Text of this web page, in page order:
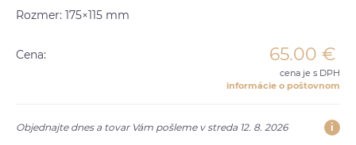
Rozmer: 175×115 mm
Cena: 65.00 €
cena je s DPH
informácie o poštovnom
Objednajte dnes a tovar Vám pošleme v streda 12. 8. 2026 i